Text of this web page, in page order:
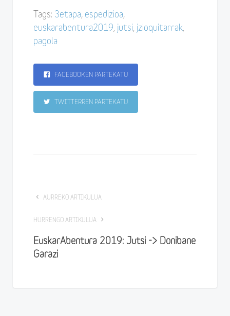
Tags: 3etapa, espedizioa,
euskarabentura2019, jutsi, jzioquitarrak,
pagola
FACEBOOKEN PARTEKATU
TWITTERREN PARTEKATU
AURREKO ARTIKULUA
HURRENGO ARTIKULUA
EuskarAbentura 2019: Jutsi -> Donibane
Garazi